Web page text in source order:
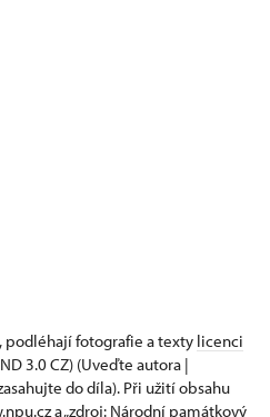
podléhají fotografie a texty licenci
3.0 CZ) (Uveďte autora |
do díla). Při užití obsahu
a „zdroj: Národní památkový